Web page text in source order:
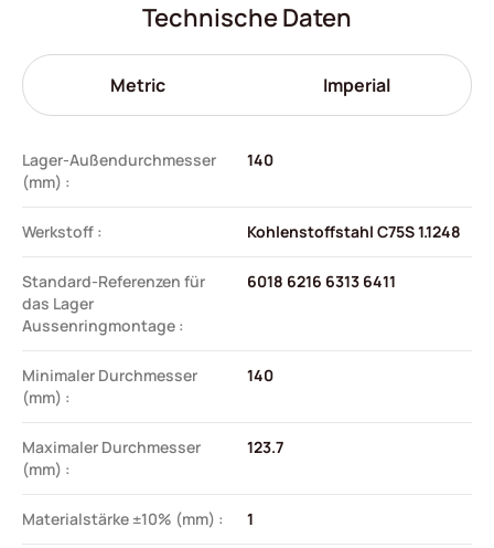
Technische Daten
Metric Imperial
Lager-Außendurchmesser
(mm) :
140
Werkstoff : Kohlenstoffstahl C75S 1.1248
Standard-Referenzen für
das Lager
Aussenringmontage :
6018 6216 6313 6411
Minimaler Durchmesser
(mm) :
140
Maximaler Durchmesser
(mm) :
123.7
Materialstärke ±10% (mm) : 1